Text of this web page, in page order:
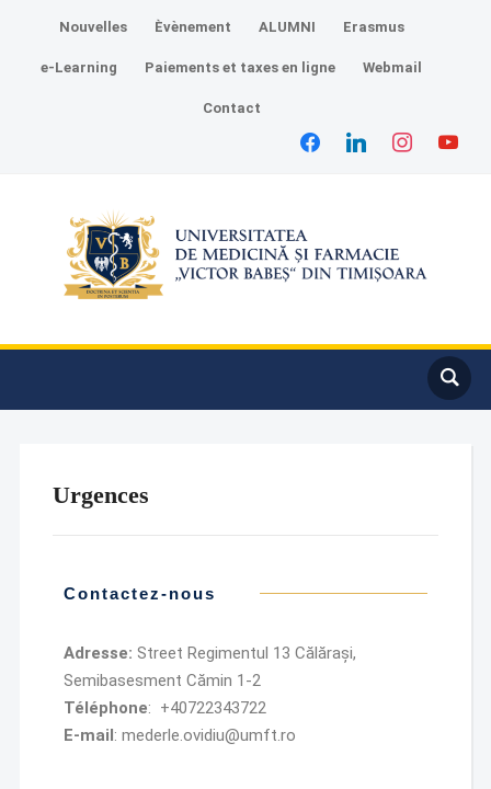
Nouvelles Èvènement ALUMNI Erasmus
e-Learning Paiements et taxes en ligne Webmail
Contact
Urgences
Contactez-nous
Adresse: Street Regimentul 13 Călărași,
Semibasesment Cămin 1-2
Téléphone: +40722343722
E-mail: mederle.ovidiu@umft.ro